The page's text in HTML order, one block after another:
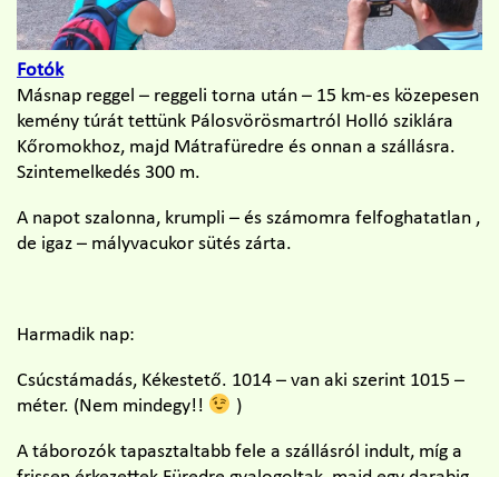
Fotók
Másnap reggel – reggeli torna után – 15 km-es közepesen
kemény túrát tettünk Pálosvörösmartról Holló sziklára
Kőromokhoz, majd Mátrafüredre és onnan a szállásra.
Szintemelkedés 300 m.
A napot szalonna, krumpli – és számomra felfoghatatlan ,
de igaz – mályvacukor sütés zárta.
Harmadik nap:
Csúcstámadás, Kékestető. 1014 – van aki szerint 1015 –
méter. (Nem mindegy!!
)
A táborozók tapasztaltabb fele a szállásról indult, míg a